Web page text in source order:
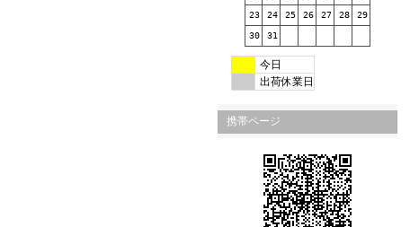
23 24 25 26 27 28 29
30 31
今日
出荷休業日
携帯ページ